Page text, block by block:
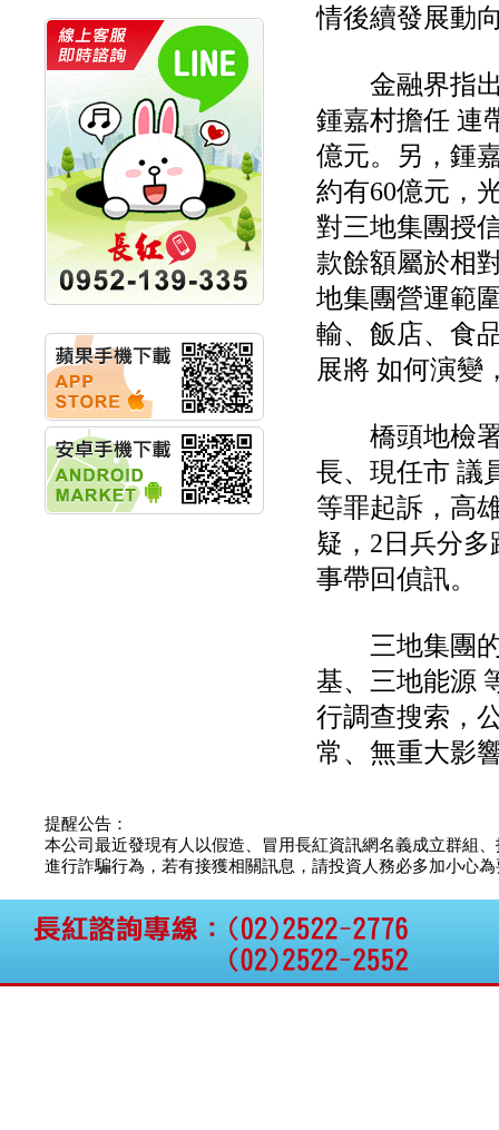
價金將達996億
宇辰系統科技:宇辰業績
創新高 啟動興櫃轉上櫃
計畫
明緯企業:明緯永續科技
競賽 以電源驅動善的力
量
秀育企業:秀育SHO-U儲
能系統 獲國內首張CNS
認證
聯博投信:聯博00404A
從容擁抱台股主流
華旭先進:代重要子公司
碩通散熱股份有限公司
及代理發
華旭先進:代重要子公司
碩通散熱股份有限公司
公告董事會決議發行員
工認股權
華旭先進:代重要子公司
碩通散熱股份有限公司
公告董事會追認113年
向關係
報相關資
格斯科技*:公告更正
115/05/12重訊內容(停
止過戶起始日期)
將捷:代子公司忠明營造
工程股份有限公司公告
「新北市淡水區海鷗段
阿波羅電力:公告本公司
情後續發展動
金融界指出
鍾嘉村擔任 連
億元。另，鍾
約有60億元，
對三地集團授
款餘額屬於相
地集團營運範
輸、飯店、食
展將 如何演變
橋頭地檢署2
長、現任市 議
等罪起訴，高
疑，2日兵分
事帶回偵訊。
三地集團的
基、三地能源
行調查搜索，
常、無重大影
提醒公告：
本公司最近發現有人以假造、冒用長紅資訊網名義成立群組
進行詐騙行為，若有接獲相關訊息，請投資人務必多加小心